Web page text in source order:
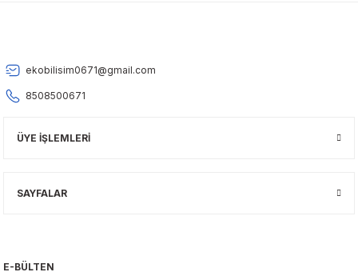
ekobilisim0671@gmail.com
8508500671
ÜYE İŞLEMLERİ
SAYFALAR
E-BÜLTEN